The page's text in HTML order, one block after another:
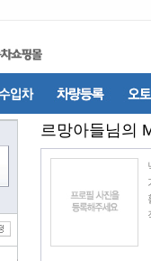
르망아들님의